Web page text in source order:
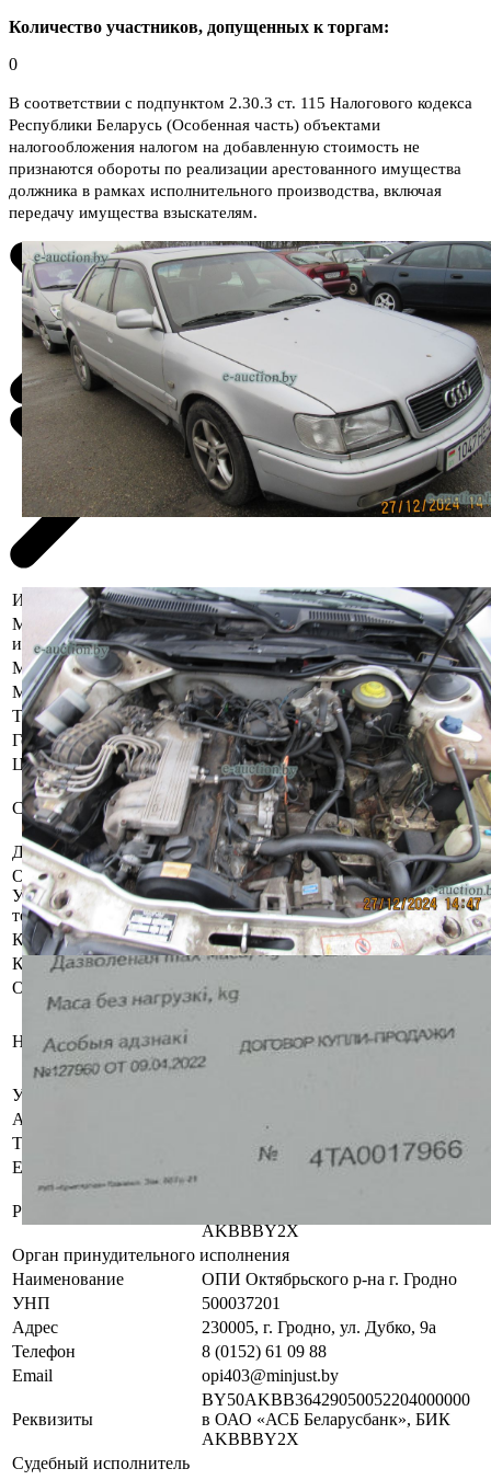
Количество участников, допущенных к торгам:
0
В соответствии с подпунктом 2.30.3 ст. 115 Налогового кодекса
Республики Беларусь (Особенная часть) объектами
налогообложения налогом на добавленную стоимость не
признаются обороты по реализации арестованного имущества
должника в рамках исполнительного производства, включая
передачу имущества взыскателям.
Информация о предмете торгов
Местоположение
имущества
г. Гродно, ул. Курчатова,1В
Марка
Audi
Модель
100
Тип кузова
Седан
Год выпуска
1991
Цвет
Серебристый
Состояние
Бывшее в употреблении,
комплектность и работоспособность
не проверялась.
Должник
Поправка Виктор Иванович
Осмотр объекта
Участник электронных торгов обязан до начала электронных
торгов осмотреть предмет торгов ( п.2.4.3 Регламента)
Контактное лицо
Специалисты по продаже
Контакты
+375336060266,+375336226725
Организатор/оператор торгов
Наименование
республиканского унитарного
предприятия по оказанию услуг
«БелЮрОбеспечение»
УНП
Адрес
Телефон
8 (0152) 44-88-42
Email
grodno@e-auction.by
Реквизиты
AKBBBY2X
Орган принудительного исполнения
Наименование
ОПИ Октябрьского р-на г. Гродно
УНП
500037201
Адрес
230005, г. Гродно, ул. Дубко, 9а
Телефон
8 (0152) 61 09 88
Email
opi403@minjust.by
Реквизиты
BY50AKBB36429050052204000000
в ОАО «АСБ Беларусбанк», БИК
AKBBBY2X
Судебный исполнитель